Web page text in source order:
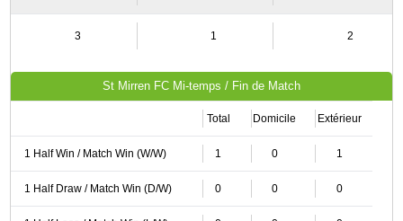
3 1 2
St Mirren FC Mi-temps / Fin de Match
Total Domicile Extérieur
1 Half Win / Match Win (W/W) 1 0 1
1 Half Draw / Match Win (D/W) 0 0 0